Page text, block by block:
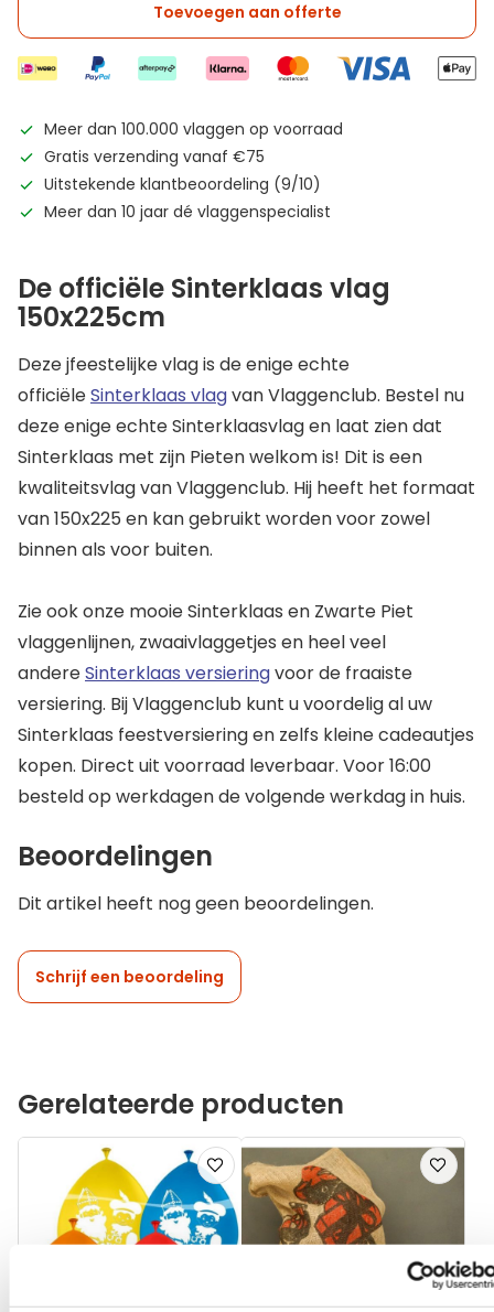
Toevoegen aan offerte
Meer dan 100.000 vlaggen op voorraad
Gratis verzending vanaf €75
Uitstekende klantbeoordeling (9/10)
Meer dan 10 jaar dé vlaggenspecialist
De officiële Sinterklaas vlag
150x225cm
Deze jfeestelijke vlag is de enige echte
officiëleSinterklaas vlagvan Vlaggenclub. Bestel nu
deze enige echte Sinterklaasvlag en laat zien dat
Sinterklaas met zijn Pieten welkom is! Dit is een
kwaliteitsvlag van Vlaggenclub. Hij heeft het formaat
van 150x225 en kan gebruikt worden voor zowel
binnen als voor buiten.
Zie ook onze mooie Sinterklaas en Zwarte Piet
vlaggenlijnen, zwaaivlaggetjes en heel veel
andereSinterklaas versieringvoor de fraaiste
versiering. Bij Vlaggenclub kunt u voordelig al uw
Sinterklaas feestversiering en zelfs kleine cadeautjes
kopen. Direct uit voorraad leverbaar. Voor 16:00
besteld op werkdagen de volgende werkdag in huis.
Beoordelingen
Dit artikel heeft nog geen beoordelingen.
Schrijf een beoordeling
Gerelateerde producten
Voeg
toe
aan
verlanglijst
Voeg
toe